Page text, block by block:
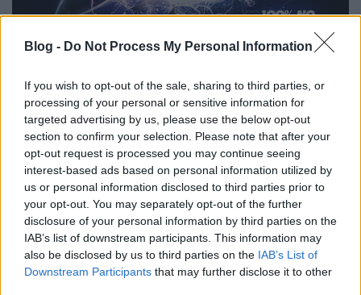
Blog - Do Not Process My Personal Information
If you wish to opt-out of the sale, sharing to third parties, or
processing of your personal or sensitive information for
targeted advertising by us, please use the below opt-out
section to confirm your selection. Please note that after your
opt-out request is processed you may continue seeing
interest-based ads based on personal information utilized by
us or personal information disclosed to third parties prior to
your opt-out. You may separately opt-out of the further
disclosure of your personal information by third parties on the
IAB’s list of downstream participants. This information may
also be disclosed by us to third parties on the IAB’s List of
Downstream Participants that may further disclose it to other
Gareth McGrillen – akik korábban a Xygen nevű
metálzenekarban nyomták) állóKnife Partynevű
formáció először idén tavasszal tűnt fel a Swedish
House MafiaSave The World című slágerére készített
remixükkel, amit a nyáron és az ősszel továbbiak
követtek. A duó körül mostanra egyre nagyobb a
felhajtás, amit jól mutat, hogy nemrég megjelent
debütáló kislemezüket a megjelenés órájában
megközelítőleg 20 ezren töltötték le. Mindehhez
persze hozzátartozik, hogy a100% No Modern Talking
című EP ingyenesen szedhető formában került fel a
Knife Partyhonlapjára, valamint aFacebookra, a